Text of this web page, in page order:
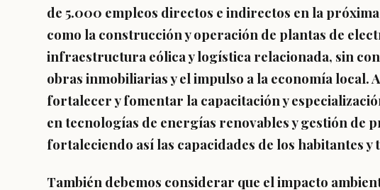
de 5.000 empleos directos e indirectos en la
como la construcción y operación de plantas de
infraestructura eólica y logística relacionada, sin
obras inmobiliarias y el impulso a la economía local.
fortalecer y fomentar la capacitación y
en tecnologías de energías renovables y gestión de
fortaleciendo así las capacidades de los habitantes
También debemos considerar que el impacto